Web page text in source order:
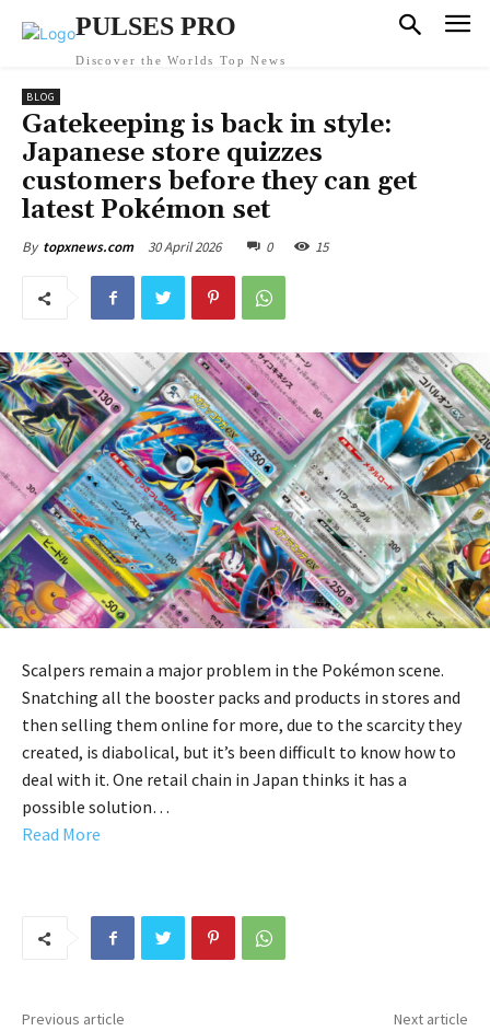
PULSES PRO
Discover the Worlds Top News
BLOG
Gatekeeping is back in style:
Japanese store quizzes
customers before they can get
latest Pokémon set
By topxnews.com 30 April 2026 0 15
Scalpers remain a major problem in the Pokémon scene.
Snatching all the booster packs and products in stores and
then selling them online for more, due to the scarcity they
created, is diabolical, but it’s been difficult to know how to
deal with it. One retail chain in Japan thinks it has a
possible solution…
Read More
Previous article Next article